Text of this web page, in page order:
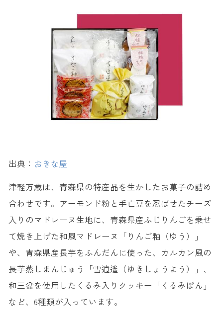
出典： おきな屋
津軽万歳は、青森県の特産品を生かしたお菓子の詰め
合わせです。アーモンド粉と手亡豆を忍ばせたチーズ
入りのマドレーヌ生地に、青森県産ふじりんごを乗せ
て焼き上げた和風マドレーヌ「りんご釉（ゆう）」
や、青森県産長芋をふんだんに使った、カルカン風の
長芋蒸しまんじゅう「雪逍遙（ゆきしょうよう）」、
和三盆を使用したくるみ入りクッキー「くるみぽん」
など、6種類が入っています。